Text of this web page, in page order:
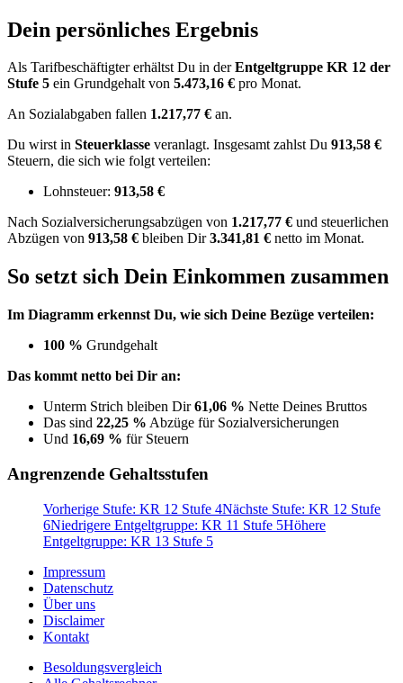
Dein persönliches Ergebnis
Als Tarifbeschäftigter erhältst Du in derEntgeltgruppe KR 12 der
Stufe 5 ein Grundgehalt von 5.473,16 € pro Monat.
An Sozialabgaben fallen 1.217,77 € an.
Du wirst in Steuerklasse veranlagt. Insgesamt zahlst Du 913,58 €
Steuern, die sich wie folgt verteilen:
Lohnsteuer: 913,58 €
Nach Sozialversicherungsabzügen von 1.217,77 € und steuerlichen
Abzügen von 913,58 € bleiben Dir3.341,81 € netto im Monat.
So setzt sich Dein Einkommen zusammen
Im Diagramm erkennst Du, wie sich Deine Bezüge verteilen:
100 % Grundgehalt
Das kommt netto bei Dir an:
Unterm Strich bleiben Dir61,06 % Nette Deines Bruttos
Das sind 22,25 % Abzüge für Sozialversicherungen
Und 16,69 % für Steuern
Angrenzende Gehaltsstufen
Vorherige Stufe: KR 12 Stufe 4Nächste Stufe: KR 12 Stufe
6Niedrigere Entgeltgruppe: KR 11 Stufe 5Höhere
Entgeltgruppe: KR 13 Stufe 5
Impressum
Datenschutz
Über uns
Disclaimer
Kontakt
Besoldungsvergleich